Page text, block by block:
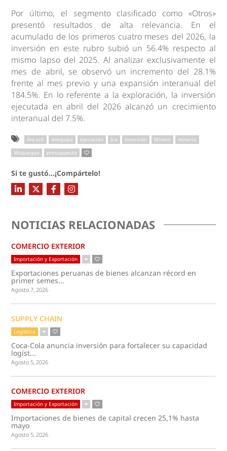
Por último, el segmento clasificado como «Otros»
presentó resultados de alta relevancia. En el
acumulado de los primeros cuatro meses del 2026, la
inversión en este rubro subió un 56.4% respecto al
mismo lapso del 2025. Al analizar exclusivamente el
mes de abril, se observó un incremento del 28.1%
frente al mes previo y una expansión interanual del
184.5%. En lo referente a la exploración, la inversión
ejecutada en abril del 2026 alcanzó un crecimiento
interanual del 7.5%.
Áncash Arequipa ejecución Ica inversión Minem
minería
Moquegua
presupuesto
Si te gustó...¡Compártelo!
NOTICIAS RELACIONADAS
COMERCIO EXTERIOR
Importación y Exportación
Exportaciones peruanas de bienes alcanzan récord en
primer semes...
Agosto 7, 2026
SUPPLY CHAIN
Logística
Coca-Cola anuncia inversión para fortalecer su capacidad
logíst...
Agosto 5, 2026
COMERCIO EXTERIOR
Importación y Exportación
Importaciones de bienes de capital crecen 25,1% hasta
mayo
Agosto 5, 2026